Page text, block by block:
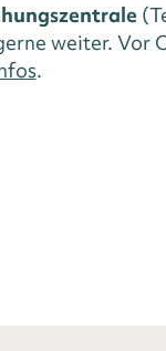
weiter. Vor
.